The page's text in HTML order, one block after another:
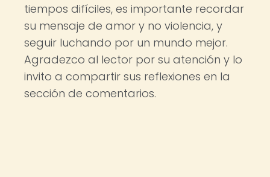
tiempos difíciles, es importante recordar
su mensaje de amor y no violencia, y
seguir luchando por un mundo mejor.
Agradezco al lector por su atención y lo
invito a compartir sus reflexiones en la
sección de comentarios.